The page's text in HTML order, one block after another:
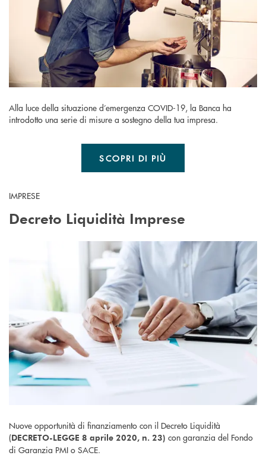
Alla luce della situazione d’emergenza COVID-19, la Banca ha
introdotto una serie di misure a sostegno della tua impresa.
SCOPRI DI PIÙ
IMPRESE
Decreto Liquidità Imprese
Nuove opportunità di finanziamento con il Decreto Liquidità
(DECRETO-LEGGE 8 aprile 2020, n. 23) con garanzia del Fondo
di Garanzia PMI o SACE.